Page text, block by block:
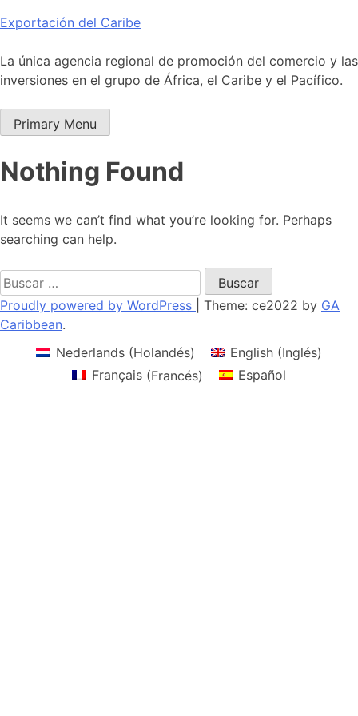
Skip
content
Exportación del Caribe
La única agencia regional de promoción del comercio y las
inversiones en el grupo de África, el Caribe y el Pacífico.
Primary Menu
Nothing Found
It seems we can’t find what you’re looking for. Perhaps
searching can help.
Buscar:
Proudly powered by WordPress
Theme: ce2022 by GA
Caribbean.
Nederlands(Holandés) English(Inglés)
Français(Francés) Español